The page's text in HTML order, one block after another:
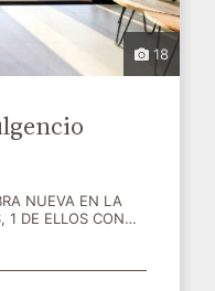
18
NUEVA EN LA
1 DE ELLOS CON